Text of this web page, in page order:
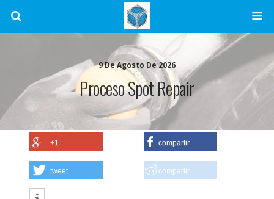
9 De Agosto De 2026
Proceso Spot Repair
+1 compartir
tweet compartir